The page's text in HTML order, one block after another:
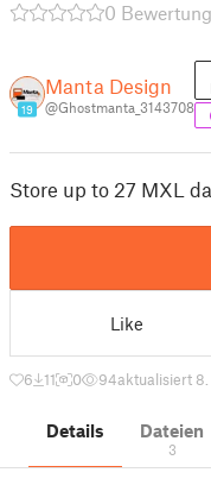
0
19
Manta Design
@Ghostmanta_3143708
Store up to 27 MXL
Like
6 11 0 94aktualisiert 8.
Details Dateien
3